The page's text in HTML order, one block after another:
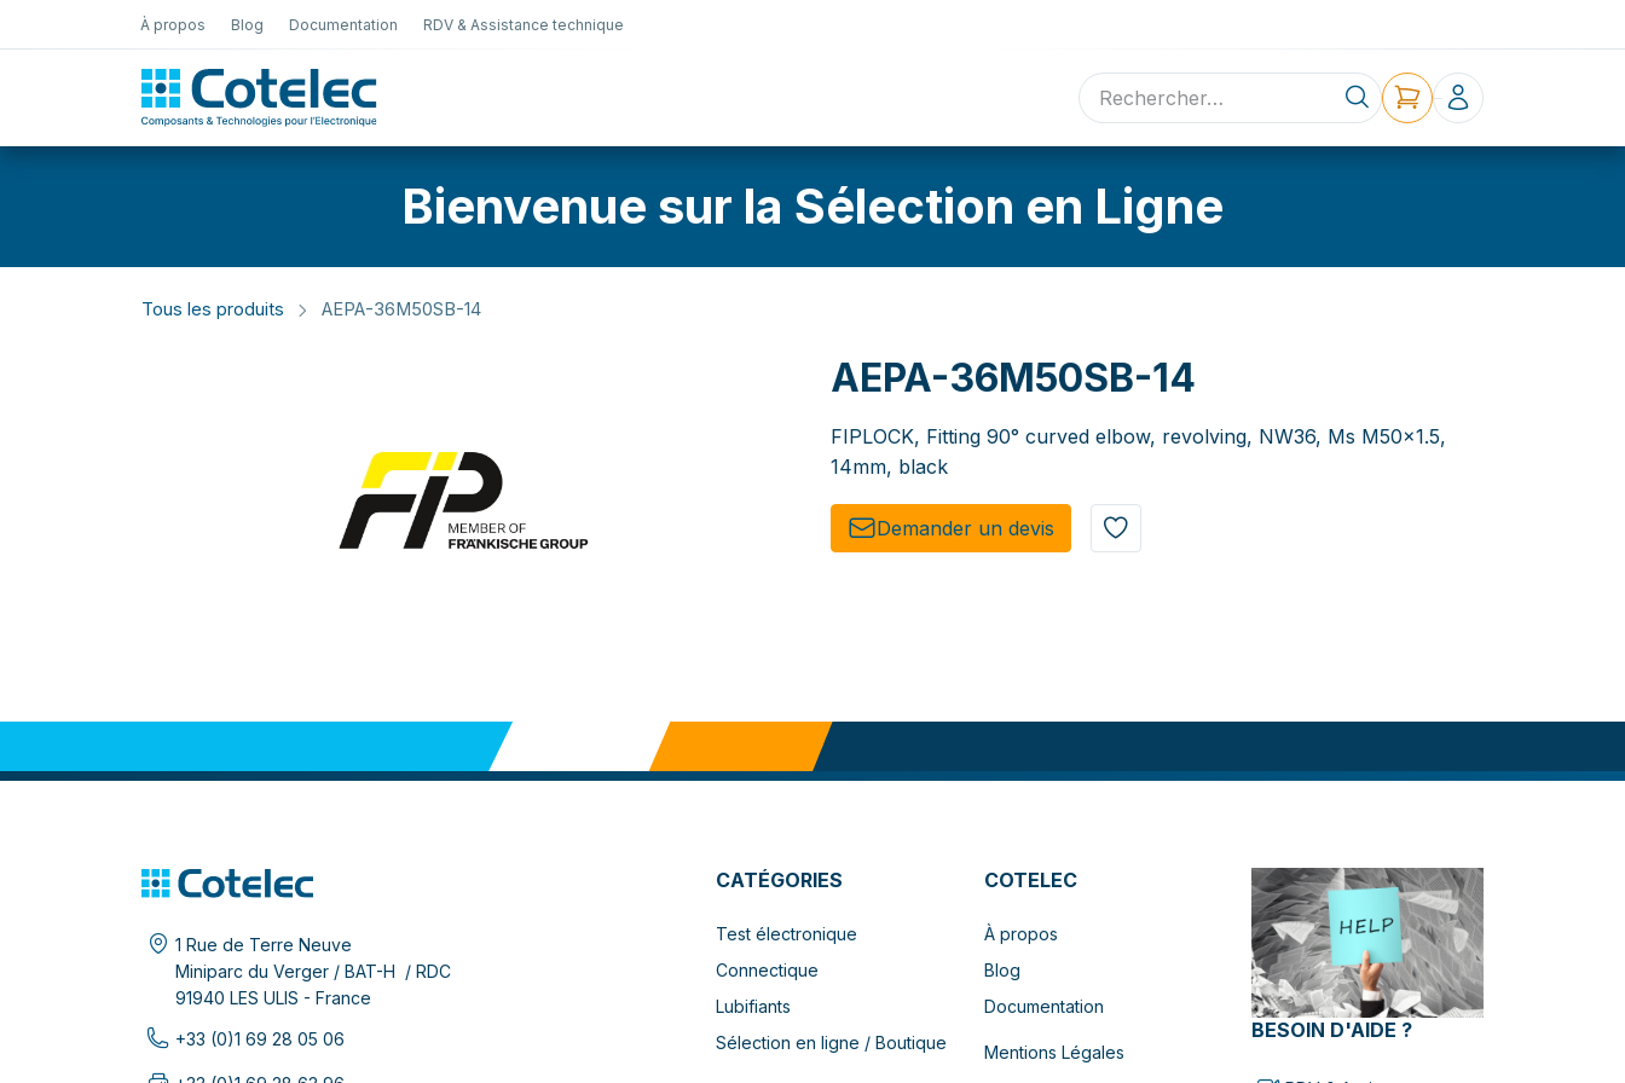
À propos Blog Documentation RDV & Assistance technique
Sélection en ligne Contact
Bienvenue sur la Sélection en Ligne
Tous les produits AEPA-36M50SB-14
AEPA-36M50SB-14
FIPLOCK, Fitting 90° curved elbow, revolving, NW36, Ms M50x1.5,
14mm, black
Demander un de​​vis​​
1 Rue de Terre Neuve
Miniparc du Verger / BAT-H / RDC
91940 LES ULIS - France
+33 (0)1 69 28 05 06
CATÉGORIES
Test électronique
Connectique
Lubifiants
Sélection en ligne / Boutique
COTELEC
À propos
Blog
Documentation
Mentions Légales
BESOIN D'AIDE ?